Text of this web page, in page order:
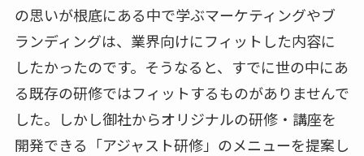
の思いが根底にある中で学ぶマーケティングやブ
ランディングは、業界向けにフィットした内容に
したかったのです。そうなると、すでに世の中にあ
る既存の研修ではフィットするものがありませんで
した。しかし御社からオリジナルの研修・講座を
開発できる「アジャスト研修」のメニューを提案し